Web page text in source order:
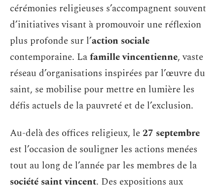
cérémonies religieuses s’accompagnent souvent
d’initiatives visant à promouvoir une réflexion
plus profonde sur l’action sociale
contemporaine. Lafamille vincentienne, vaste
réseau d’organisations inspirées par l’œuvre du
saint, se mobilise pour mettre en lumière les
défis actuels de la pauvreté et de l’exclusion.
Au-delà des offices religieux, le27 septembre
est l’occasion de souligner les actions menées
tout au long de l’année par les membres de la
société saint vincent. Des expositions aux